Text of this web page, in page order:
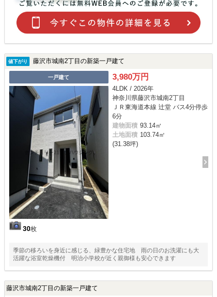
値下がり 藤沢市城南2丁目の新築一戸建て
一戸建て
30枚
3,980万円
4LDK / 2026年
神奈川県藤沢市城南2丁目
ＪＲ東海道本線 辻堂 バス4分停歩
6分
建物面積 93.14㎡
土地面積 103.74㎡
(31.38坪)
季節の移ろいを身近に感じる、緑豊かな住宅地 雨の日のお洗濯にも大
活躍な浴室乾燥機付 明治小学校が近く親御様も安心できます
藤沢市城南2丁目の新築一戸建て